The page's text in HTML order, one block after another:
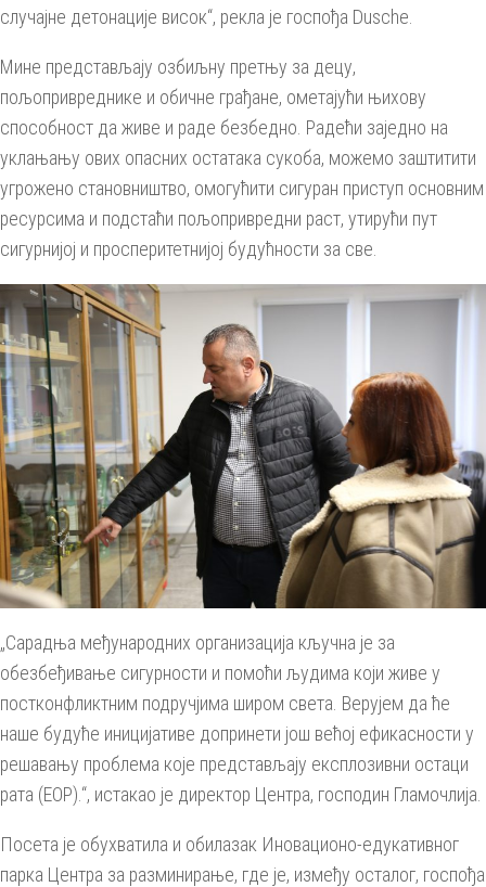
случајне детонације висок“, рекла је госпођа Dusche.
Мине представљају озбиљну претњу за децу,
пољопривреднике и обичне грађане, ометајући њихову
способност да живе и раде безбедно. Радећи заједно на
уклањању ових опасних остатака сукоба, можемо заштитити
угрожено становништво, омогућити сигуран приступ основним
ресурсима и подстаћи пољопривредни раст, утирући пут
сигурнијој и просперитетнијој будућности за све.
„Сарадња међународних организација кључнa је за
обезбеђивање сигурности и помоћи људима који живе у
постконфликтним подручјима широм света. Верујем да ће
наше будуће иницијативе допринети још већој ефикасности у
решавању проблема које представљају експлозивни остаци
рата (ЕОР).“, истакао је директор Центра, господин Гламочлија.
Посета је обухватила и обилазак Иновационо-едукативног
парка Центра за разминирање, где је, између осталог, госпођа